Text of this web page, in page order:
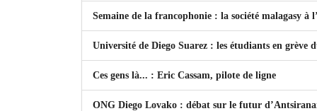
Semaine de la francophonie : la société malagasy à
Université de Diego Suarez : les étudiants en grève
Ces gens là... : Eric Cassam, pilote de ligne
ONG Diego Lovako : débat sur le futur